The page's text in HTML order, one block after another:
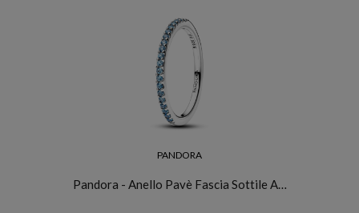
PANDORA
Pandora - Anello Pavè Fascia Sottile A…